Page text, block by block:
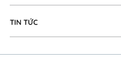
TIN TỨC